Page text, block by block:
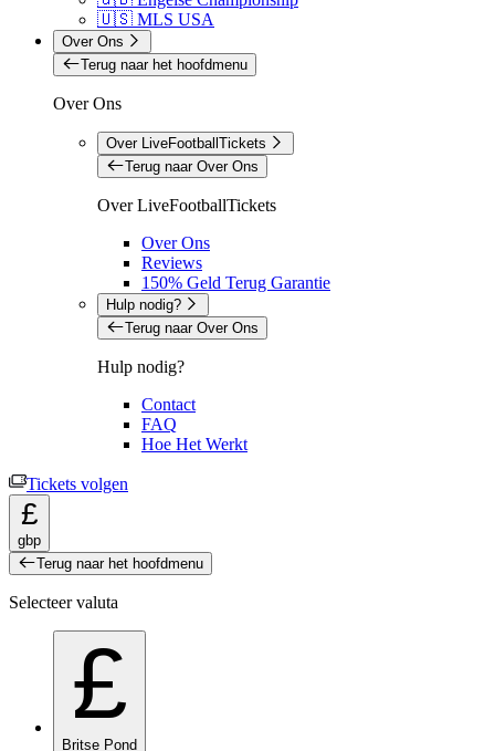
🇺🇸 MLS USA
Over Ons
Terug naar het hoofdmenu
Over Ons
Over LiveFootballTickets
Terug naar Over Ons
Over LiveFootballTickets
Over Ons
Reviews
150% Geld Terug Garantie
Hulp nodig?
Terug naar Over Ons
Hulp nodig?
Contact
FAQ
Hoe Het Werkt
Tickets volgen
£
gbp
Terug naar het hoofdmenu
Selecteer valuta
£
Britse Pond